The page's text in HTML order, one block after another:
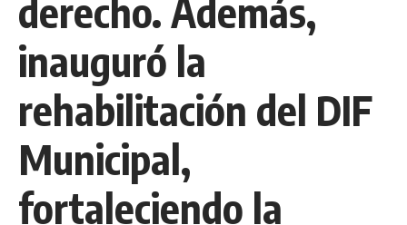
derecho. Además,
inauguró la
rehabilitación del DIF
Municipal,
fortaleciendo la